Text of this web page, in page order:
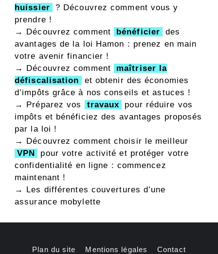
huissier
? Découvrez comment vous y
prendre !
→ Découvrez comment
bénéficier
des
avantages de la loi Hamon : prenez en main
votre avenir financier !
→ Découvrez comment
maîtriser la
défiscalisation
et obtenir des économies
d’impôts grâce à nos conseils et astuces !
→ Préparez vos
travaux
pour réduire vos
impôts et bénéficiez des avantages proposés
par la loi !
→ Découvrez comment choisir le meilleur
VPN
pour votre activité et protéger votre
confidentialité en ligne : commencez
maintenant !
→ Les différentes couvertures d’une
assurance mobylette
Plan du site Mentions légales Contact